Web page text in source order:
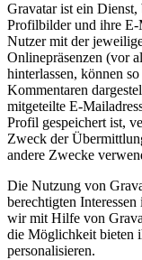
Gravatar ist ein
Profilbilder und ihre E-
Nutzer mit der
Onlinepräsenzen (vor
hinterlassen, können
Kommentaren
mitgeteilte E-
Profil gespeichert ist,
Zweck der
andere Zwecke
Die Nutzung von
berechtigten
wir mit Hilfe von
die Möglichkeit bieten
personalisieren.